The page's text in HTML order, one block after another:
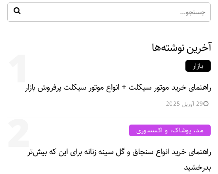
آخرین نوشته‌ها 1 بازار
راهنمای خرید موتور سیکلت + انواع موتور سیکلت پرفروش بازار
29 آوریل 2025
2 مد، پوشاک، و اکسسوری
راهنمای خرید انواع سنجاق و گل سینه زنانه برای این که بیش‌تر
بدرخشید